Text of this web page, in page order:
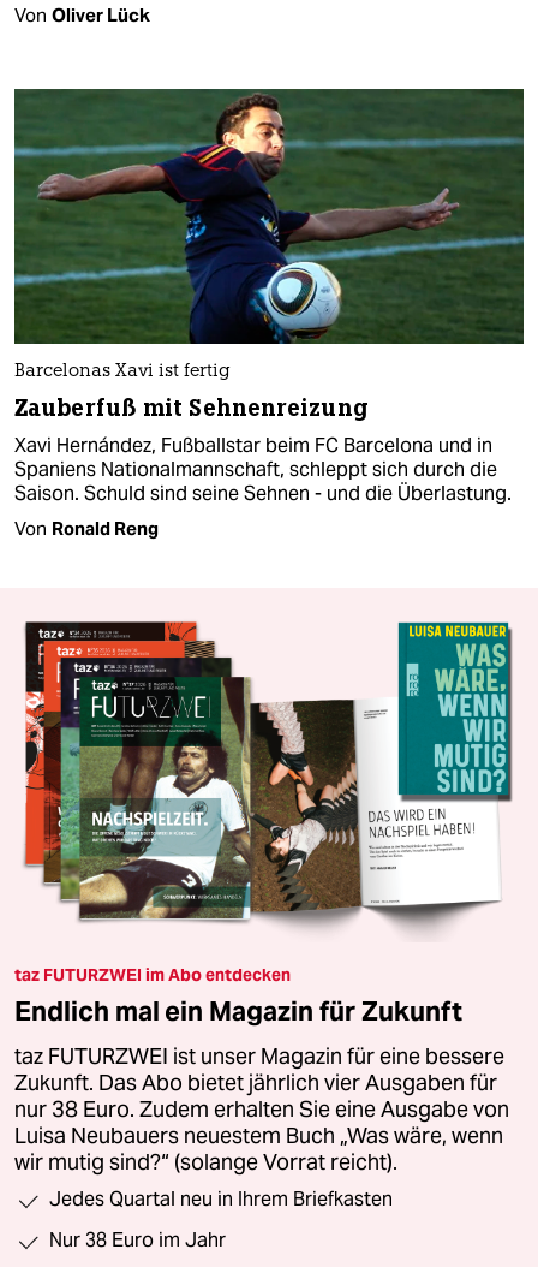
Von Oliver Lück
Barcelonas Xavi ist fertig
Zauberfuß mit Sehnenreizung
Xavi Hernández, Fußballstar beim FC Barcelona und in
Spaniens Nationalmannschaft, schleppt sich durch die
Saison. Schuld sind seine Sehnen - und die Überlastung.
Von Ronald Reng
taz FUTURZWEI im Abo entdecken
Endlich mal ein Magazin für Zukunft
taz FUTURZWEI ist unser Magazin für eine bessere
Zukunft. Das Abo bietet jährlich vier Ausgaben für
nur 38 Euro. Zudem erhalten Sie eine Ausgabe von
Luisa Neubauers neuestem Buch „Was wäre, wenn
wir mutig sind?“ (solange Vorrat reicht).
Jedes Quartal neu in Ihrem Briefkasten
Nur 38 Euro im Jahr